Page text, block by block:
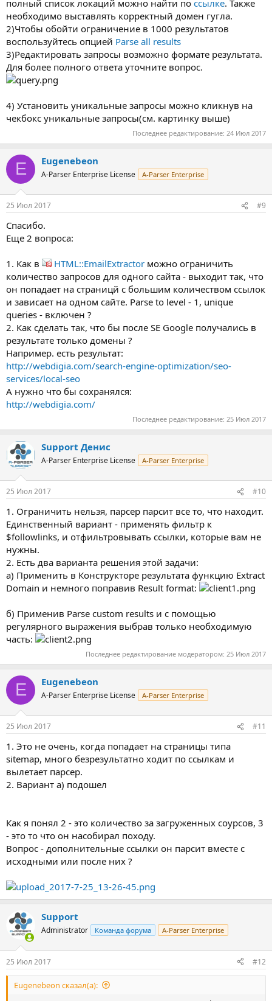
полный список локаций можно найти по ссылке. Также
необходимо выставлять корректный домен гугла.
2)Чтобы обойти ограничение в 1000 результатов
воспользуйтесь опцией Parse all results
3)Редактировать запросы возможно формате результата.
Для более полного ответа уточните вопрос.
4) Установить уникальные запросы можно кликнув на
чекбокс уникальные запросы(см. картинку выше)
Последнее редактирование: 24 Июл 2017
E Eugenebeon
A-Parser Enterprise License A-Parser Enterprise
25 Июл 2017 #9
Спасибо.
Еще 2 вопроса:
1. Как в HTML::EmailExtractor можно ограничить
количество запросов для одного сайта - выходит так, что
он попадает на страницй с большим количеством ссылок
и зависает на одном сайте. Parse to level - 1, unique
queries - включен ?
2. Как сделать так, что бы после SE Google получались в
результате только домены ?
Например. есть результат:
http://webdigia.com/search-engine-optimization/seo-
services/local-seo
А нужно что бы сохранялся:
http://webdigia.com/
Последнее редактирование: 25 Июл 2017
Support Денис
A-Parser Enterprise License A-Parser Enterprise
25 Июл 2017 #10
1. Ограничить нельзя, парсер парсит все то, что находит.
Единственный вариант - применять фильтр к
$followlinks, и отфильтровывать ссылки, которые вам не
нужны.
2. Есть два варианта решения этой задачи:
a) Применить в Конструкторе результата функцию Extract
Domain и немного поправив Result format:
б) Применив Parse custom results и с помощью
регулярного выражения выбрав только необходимую
часть:
Последнее редактирование модератором: 25 Июл 2017
E Eugenebeon
A-Parser Enterprise License A-Parser Enterprise
25 Июл 2017 #11
1. Это не очень, когда попадает на страницы типа
sitemap, много безрезультатно ходит по ссылкам и
вылетает парсер.
2. Вариант а) подошел
Как я понял 2 - это количество за загруженных соурсов, 3
- это то что он насобирал походу.
Вопрос - дополнительные ссылки он парсит вместе с
исходными или после них ?
Support
Administrator Команда форума A-Parser Enterprise
25 Июл 2017 #12
Eugenebeon сказал(а):